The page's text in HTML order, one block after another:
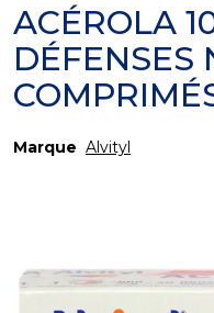
ACÉROLA
DÉFENSES
Marque Alvityl